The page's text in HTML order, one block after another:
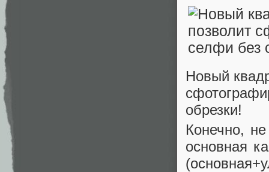
Новый
обрезки!
Конечно,
основная